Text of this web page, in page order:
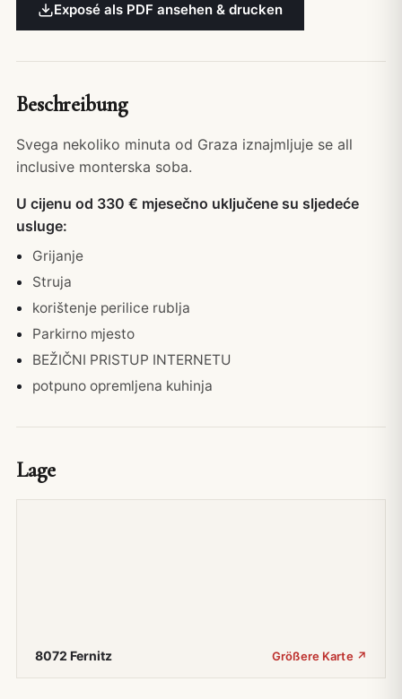
Exposé als PDF ansehen & drucken
Beschreibung
Svega nekoliko minuta od Graza iznajmljuje se all
inclusive monterska soba.
U cijenu od 330 € mjesečno uključene su sljedeće
usluge:
Grijanje
Struja
korištenje perilice rublja
Parkirno mjesto
BEŽIČNI PRISTUP INTERNETU
potpuno opremljena kuhinja
Lage
8072 Fernitz Größere Karte ↗